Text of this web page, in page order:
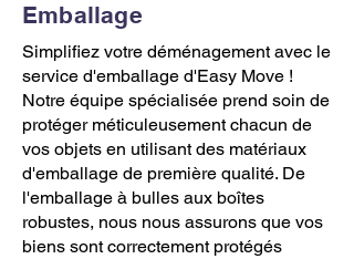
Emballage
Simplifiez votre déménagement avec le
service d'emballage d'Easy Move !
Notre équipe spécialisée prend soin de
protéger méticuleusement chacun de
vos objets en utilisant des matériaux
d'emballage de première qualité. De
l'emballage à bulles aux boîtes
robustes, nous nous assurons que vos
biens sont correctement protégés